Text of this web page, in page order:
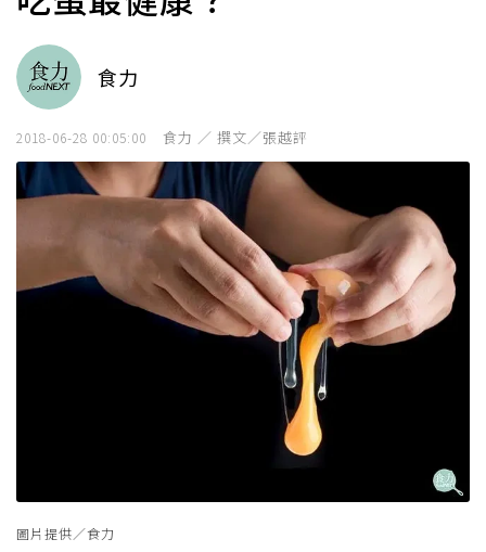
食力
2018-06-28 00:05:00 食力 ／ 撰文／張越評
圖片提供／食力